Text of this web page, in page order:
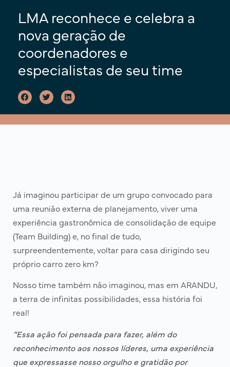
LMA reconhece e celebra a
nova geração de
coordenadores e
especialistas de seu time
Já imaginou participar de um grupo convocado para
uma reunião externa de planejamento, viver uma
experiência gastronômica de consolidação de equipe
(Team Building) e, no final de tudo,
surpreendentemente, voltar para casa dirigindo seu
próprio carro zero km?
Nosso time também não imaginou, mas em ARANDU,
a terra de infinitas possibilidades, essa história foi
real!
“Essa ação foi pensada para fazer, além do
reconhecimento aos nossos líderes, uma experiência
que expressasse nosso orgulho e gratidão por